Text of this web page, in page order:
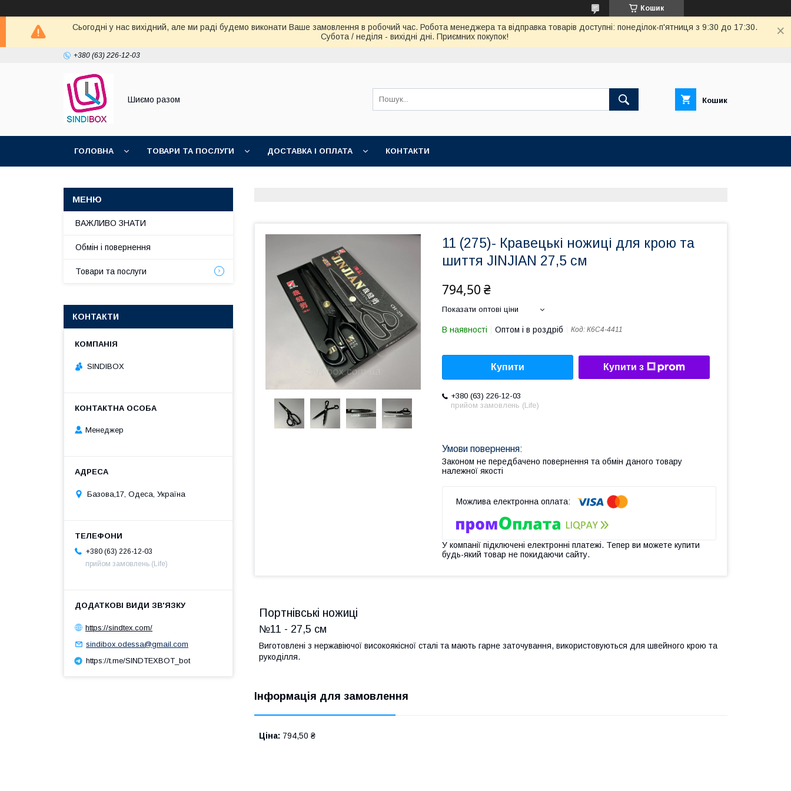
Кошик
Сьогодні у нас вихідний, але ми раді будемо виконати Ваше замовлення в робочий час. Робота менеджера та відправка товарів доступні: понеділок-п'ятниця з 9:30 до 17:30.
Субота / неділя - вихідні дні. Приємних покупок!
+380 (63) 226-12-03
Шиємо разом Кошик
ГОЛОВНА ТОВАРИ ТА ПОСЛУГИ ДОСТАВКА І ОПЛАТА КОНТАКТИ
11 (275)- Кравецькі ножиці для крою та
шиття JINJIAN 27,5 см
794,50 ₴
Показати оптові ціни
В наявності Оптом і в роздріб Код: К6С4-4411
Купити Купити з
+380 (63) 226-12-03
прийом замовлень (Life)
Законом не передбачено повернення та обмін даного товару
належної якості
У компанії підключені електронні платежі. Тепер ви можете купити
будь-який товар не покидаючи сайту.
Портнівські ножиці
№11 - 27,5 см
Виготовлені з нержавіючої високоякісної сталі та мають гарне заточування, використовуються для швейного крою та
рукоділля.
Інформація для замовлення
Ціна: 794,50 ₴
ВАЖЛИВО ЗНАТИ
Обмін і повернення
Товари та послуги
КОНТАКТИ
SINDIBOX
Менеджер
Базова,17, Одеса, Україна
+380 (63) 226-12-03
прийом замовлень (Life)
https://sindtex.com/
sindibox.odessa@gmail.com
https://t.me/SINDTEXBOT_bot